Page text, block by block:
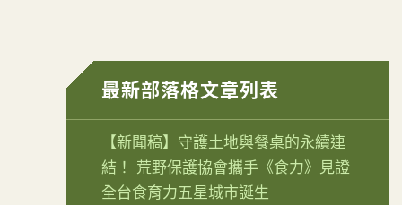
最新部落格文章列表
【新聞稿】守護土地與餐桌的永續連
結！ 荒野保護協會攜手《食力》見證
全台食育力五星城市誕生